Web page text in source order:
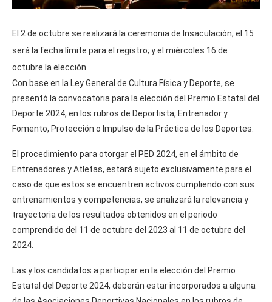
El 2 de octubre se realizará la ceremonia de Insaculación; el 15
será la fecha límite para el registro; y el miércoles 16 de
octubre la elección.
Con base en la Ley General de Cultura Física y Deporte, se
presentó la convocatoria para la elección del Premio Estatal del
Deporte 2024, en los rubros de Deportista, Entrenador y
Fomento, Protección o Impulso de la Práctica de los Deportes.
El procedimiento para otorgar el PED 2024, en el ámbito de
Entrenadores y Atletas, estará sujeto exclusivamente para el
caso de que estos se encuentren activos cumpliendo con sus
entrenamientos y competencias, se analizará la relevancia y
trayectoria de los resultados obtenidos en el periodo
comprendido del 11 de octubre del 2023 al 11 de octubre del
2024.
Las y los candidatos a participar en la elección del Premio
Estatal del Deporte 2024, deberán estar incorporados a alguna